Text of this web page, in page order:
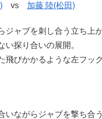
vs 加藤 陸(松田)
ジャブを刺し合う立ち上が
い探り合いの展開。
飛びかかるような左フッ
いながらジャブを撃ち合う